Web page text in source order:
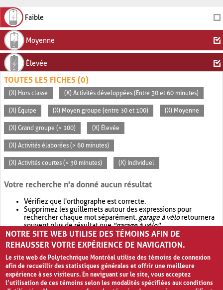
Faible
Moyenne
Élevée
TOUTES LES FICHES (0)
(X) Hors classe (X) Activités développées (Entre 30 et 60 minutes)
(X) Équipe (X) Moyen groupe (entre 30 et 100) (X) Moyenne
(X) Grand groupe (> 100) (X) Élevée
(X) Activités élaborées (> 60 minutes)
(X) Activités courtes (< 30 minutes) (X) Individuel
Votre recherche n'a donné aucun résultat
Vérifiez que l'orthographe est correcte.
Supprimez les guillemets autour des expressions pour
rechercher chaque mot séparément. garage à véloretournera
souvent plus de résultat que"garage à vélo".
Envisagez d'élargir votre recherche avec OR.garage OR vélo
retournera souvent plus de résultat quegarage à vélo
NOTRE SITE WEB UTILISE DES TÉMOINS AFIN DE
REHAUSSER VOTRE EXPÉRIENCE DE NAVIGATION.
Le site web de Polytechnique Montréal utilise des témoins de connexion
afin de recueillir des statistiques générales et offrir une meilleure
expérience à ses visiteurs. En naviguant sur le site, vous acceptez
l’utilisation de ces témoins selon les modalités spécifiées aux conditions